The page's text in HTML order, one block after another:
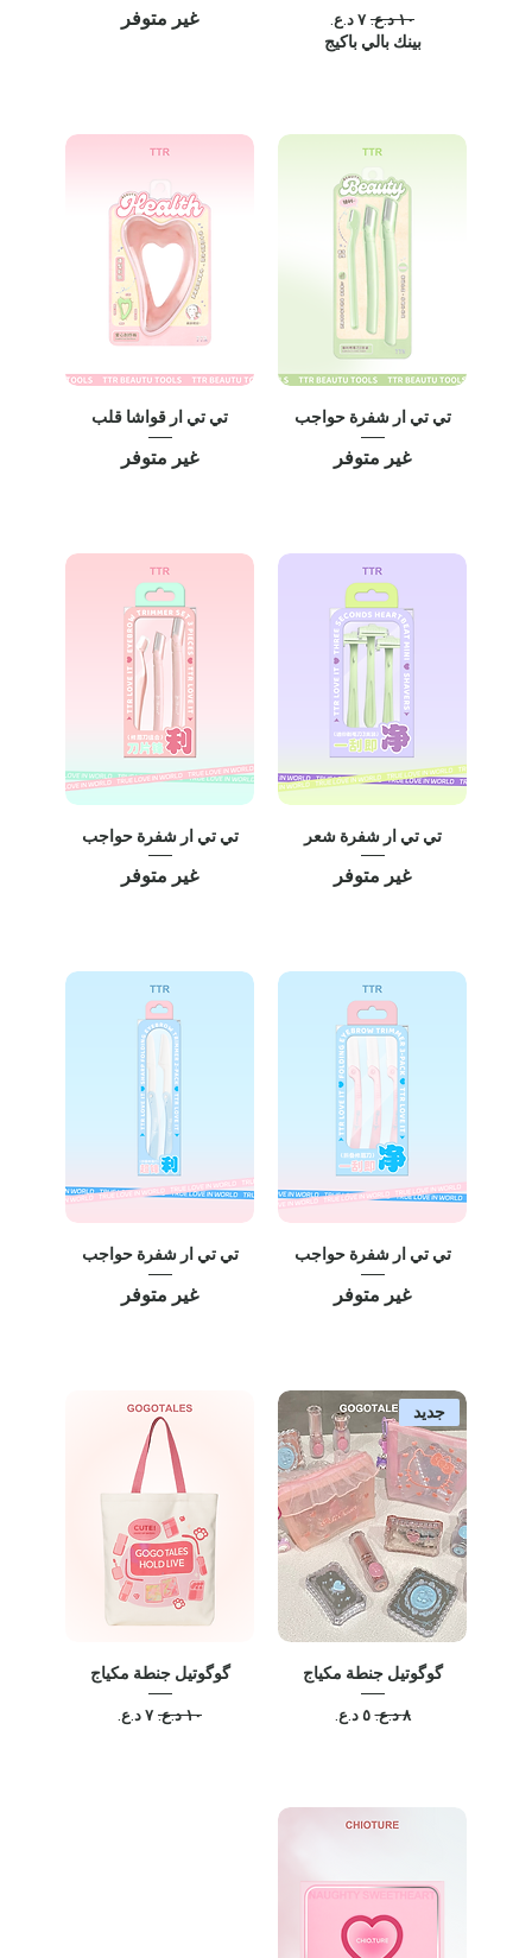
سعر عاديسعر البيع
بينك بالي باكيج
غير متوفر
تي تي ار شفرة حواجب
غير متوفر
تي تي ار قواشا قلب
غير متوفر
تي تي ار شفرة شعر
غير متوفر
تي تي ار شفرة حواجب
غير متوفر
تي تي ار شفرة حواجب
غير متوفر
تي تي ار شفرة حواجب
غير متوفر
جديد
گوگوتيل جنطة مكياج
سعر عادي‏٨ د.ع.‏ سعر البيع‏٥ د.ع.‏
گوگوتیل جنطة مکیاج
سعر عاديسعر البيع